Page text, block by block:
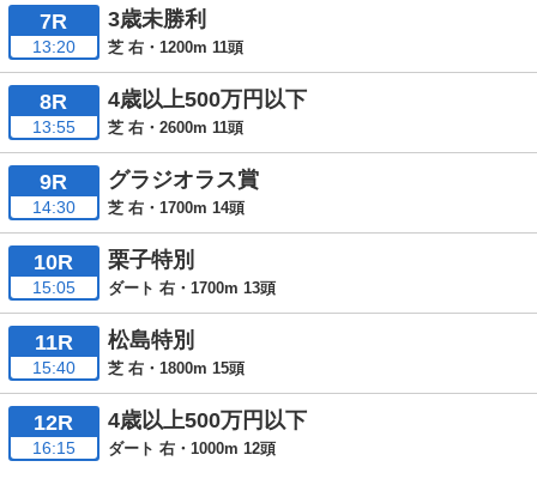
7R
13:20
3歳未勝利
芝 右・1200m 11頭
8R
13:55
4歳以上500万円以下
芝 右・2600m 11頭
9R
14:30
グラジオラス賞
芝 右・1700m 14頭
10R
15:05
栗子特別
ダート 右・1700m 13頭
11R
15:40
松島特別
芝 右・1800m 15頭
12R
16:15
4歳以上500万円以下
ダート 右・1000m 12頭